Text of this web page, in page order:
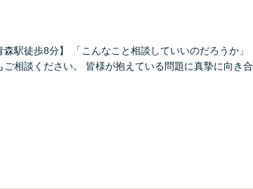
駅徒歩8分】 「こんなこと相談していいのだろうか」
相談ください。 皆様が抱えている問題に真摯に向き合